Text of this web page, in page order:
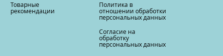
Товарные
рекомендации
Политика в
отношении обработки
персональных данных
Согласие на
обработку
персональных данных